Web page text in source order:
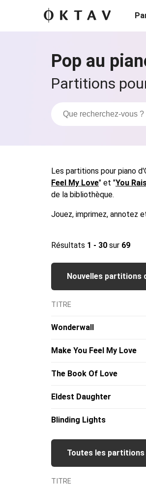
Pop au
Partitions
Les partitions pour piano
Feel My Love" et "You
de la bibliothèque.
Jouez, imprimez, annotez
Résultats 1 - 30 sur 69
Nouvelles partitions
TITRE
Wonderwall
Make You Feel My Love
The Book Of Love
Eldest Daughter
Blinding Lights
Toutes les partitions
TITRE